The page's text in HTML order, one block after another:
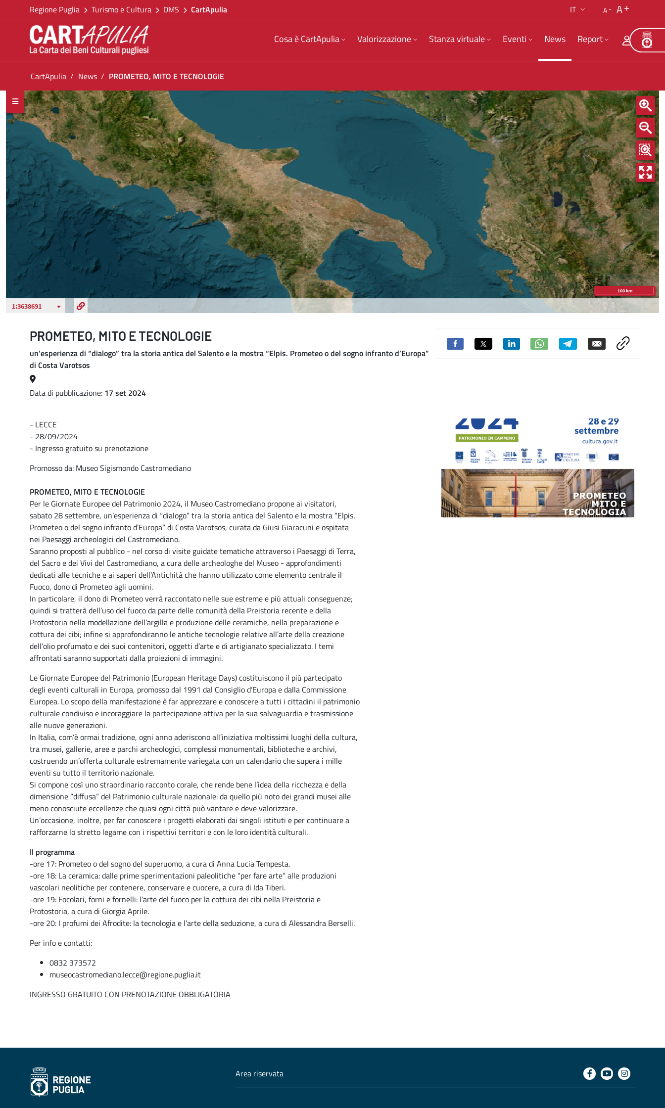
Salta al contenuto
Torna alla homepage
Vai al menu di navigazione
Vai ai contenuti
Vai al footer
Regione Puglia Turismo e Cultura DMS CartApulia IT A A
Cosa è CartApulia Valorizzazione Stanza virtuale Eventi News Report
Ti trovi in:
CartApulia News PROMETEO, MITO E TECNOLOGIE
PROMETEO, MITO E TECNOLOGIE
PROMETEO, MITO E TECNOLOGIE
un’esperienza di “dialogo” tra la storia antica del Salento e la mostra “Elpis. Prometeo o del sogno infranto d’Europa”
di Costa Varotsos
Data di pubblicazione: 17 set 2024
- LECCE
- 28/09/2024
- Ingresso gratuito su prenotazione
Promosso da: Museo Sigismondo Castromediano
PROMETEO, MITO E TECNOLOGIE
Per le Giornate Europee del Patrimonio 2024, il Museo Castromediano propone ai visitatori,
sabato 28 settembre, un’esperienza di “dialogo” tra la storia antica del Salento e la mostra “Elpis.
Prometeo o del sogno infranto d’Europa” di Costa Varotsos, curata da Giusi Giaracuni e ospitata
nei Paesaggi archeologici del Castromediano.
Saranno proposti al pubblico - nel corso di visite guidate tematiche attraverso i Paesaggi di Terra,
del Sacro e dei Vivi del Castromediano, a cura delle archeologhe del Museo - approfondimenti
dedicati alle tecniche e ai saperi dell’Antichità che hanno utilizzato come elemento centrale il
Fuoco, dono di Prometeo agli uomini.
In particolare, il dono di Prometeo verrà raccontato nelle sue estreme e più attuali conseguenze;
quindi si tratterà dell’uso del fuoco da parte delle comunità della Preistoria recente e della
Protostoria nella modellazione dell’argilla e produzione delle ceramiche, nella preparazione e
cottura dei cibi; infine si approfondiranno le antiche tecnologie relative all’arte della creazione
dell’olio profumato e dei suoi contenitori, oggetti d’arte e di artigianato specializzato. I temi
affrontati saranno supportati dalla proiezioni di immagini.
Le Giornate Europee del Patrimonio (European Heritage Days) costituiscono il più partecipato
degli eventi culturali in Europa, promosso dal 1991 dal Consiglio d’Europa e dalla Commissione
Europea. Lo scopo della manifestazione è far apprezzare e conoscere a tutti i cittadini il patrimonio
culturale condiviso e incoraggiare la partecipazione attiva per la sua salvaguardia e trasmissione
alle nuove generazioni.
In Italia, com’è ormai tradizione, ogni anno aderiscono all’iniziativa moltissimi luoghi della cultura,
tra musei, gallerie, aree e parchi archeologici, complessi monumentali, biblioteche e archivi,
costruendo un’offerta culturale estremamente variegata con un calendario che supera i mille
eventi su tutto il territorio nazionale.
Si compone così uno straordinario racconto corale, che rende bene l’idea della ricchezza e della
dimensione “diffusa” del Patrimonio culturale nazionale: da quello più noto dei grandi musei alle
meno conosciute eccellenze che quasi ogni città può vantare e deve valorizzare.
Un’occasione, inoltre, per far conoscere i progetti elaborati dai singoli istituti e per continuare a
rafforzarne lo stretto legame con i rispettivi territori e con le loro identità culturali.
Il programma
-ore 17: Prometeo o del sogno del superuomo, a cura di Anna Lucia Tempesta.
-ore 18: La ceramica: dalle prime sperimentazioni paleolitiche “per fare arte” alle produzioni
vascolari neolitiche per contenere, conservare e cuocere, a cura di Ida Tiberi.
-ore 19: Focolari, forni e fornelli: l’arte del fuoco per la cottura dei cibi nella Preistoria e
Protostoria, a cura di Giorgia Aprile.
-ore 20: I profumi dei Afrodite: la tecnologia e l’arte della seduzione, a cura di Alessandra Berselli.
Per info e contatti:
0832 373572
museocastromediano.lecce@regione.puglia.it
INGRESSO GRATUITO CON PRENOTAZIONE OBBLIGATORIA
Area riservata